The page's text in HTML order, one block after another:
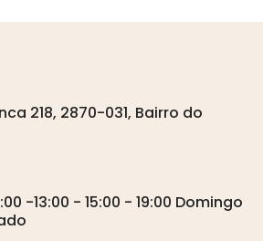
218, 2870-031, Bairro do
-13:00 - 15:00 - 19:00 Domingo